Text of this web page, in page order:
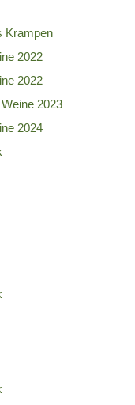
Krampen
2022
2022
2023
2024